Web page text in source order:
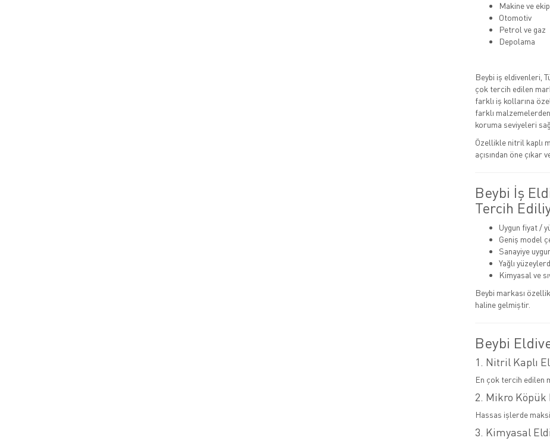
Makine ve
Otomotiv
Petrol ve gaz
Depolama
Beybi iş eldivenleri,
çok tercih edilen
farklı iş kollarına
farklı
koruma seviyeleri
Özellikle nitril kaplı
açısından öne
Beybi İş
Tercih
Uygun fiyat /
Geniş model
Sanayiye
Yağlı
Kimyasal ve
Beybi markası
haline gelmiştir.
Beybi
1. Nitril Kaplı
En çok tercih edilen
2. Mikro
Hassas işlerde
3. Kimyasal